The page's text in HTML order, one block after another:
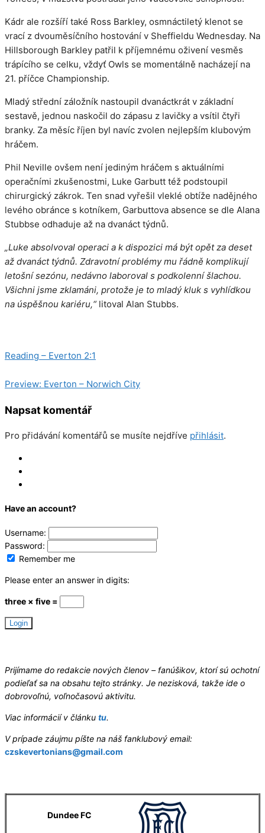
Kádr ale rozšíří také Ross Barkley, osmnáctiletý klenot se
vrací z dvouměsíčního hostování v Sheffieldu Wednesday. Na
Hillsborough Barkley patřil k příjemnému oživení vesměs
trápícího se celku, vždyť Owls se momentálně nacházejí na
21. příčce Championship.
Mladý střední záložník nastoupil dvanáctkrát v základní
sestavě, jednou naskočil do zápasu z lavičky a vsítil čtyři
branky. Za měsíc říjen byl navíc zvolen nejlepším klubovým
hráčem.
Phil Neville ovšem není jediným hráčem s aktuálními
operačními zkušenostmi, Luke Garbutt též podstoupil
chirurgický zákrok. Ten snad vyřešil vleklé obtíže nadějného
levého obránce s kotníkem, Garbuttova absence se dle Alana
Stubbse odhaduje až na dvanáct týdnů.
„Luke absolvoval operaci a k dispozici má být opět za deset
až dvanáct týdnů. Zdravotní problémy mu řádně komplikují
letošní sezónu, nedávno laboroval s podkolenní šlachou.
Všichni jsme zklamáni, protože je to mladý kluk s vyhlídkou
na úspěšnou kariéru,“ litoval Alan Stubbs.
Reading – Everton 2:1
Preview: Everton – Norwich City
Napsat komentář
Pro přidávání komentářů se musíte nejdříve přihlásit.
Have an account?
Username:
Password:
Remember me
Please enter an answer in digits:
three × five =
Prijímame do redakcie nových členov – fanúšikov, ktorí sú ochotní
podieľať sa na obsahu tejto stránky. Je nezisková, takže ide o
dobrovoľnú, voľnočasovú aktivitu.
Viac informácií v článku tu.
V prípade záujmu píšte na náš fanklubový email:
czskevertonians@gmail.com
Dundee FC